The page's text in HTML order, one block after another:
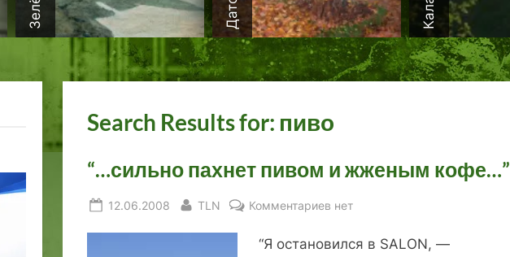
Search Results for: пиво
“…сильно пахнет пивом и жженым кофе…”
Posted
12.06.2008 By
TLN Комментариев к
“…
нет
“Я остановился в SALON, —